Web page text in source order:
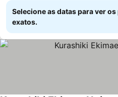
Selecione as datas para ver
exatos.